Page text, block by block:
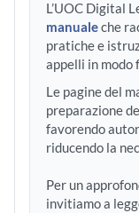
L’UOC Digital
manualeche
pratiche e
appelli in modo
Le pagine del
preparazione
favorendo
riducendo la
Per un
invitiamo a